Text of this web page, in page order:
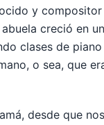
y
creció en
clases de
o sea, que
desde que